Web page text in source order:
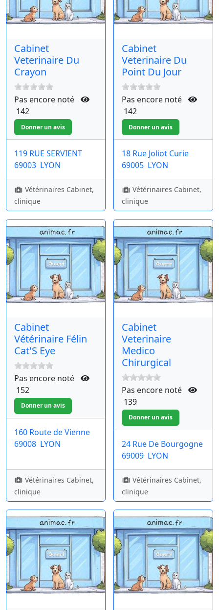
Cabinet
Veterinaire Du
Crayon
Pas encore noté
142
119 RUE SERVIENT
69003 LYON
Vétérinaires Cabinet,
clinique
Cabinet
Veterinaire Du
Point Du Jour
Pas encore noté
142
18 Rue Joliot Curie
69005 LYON
Vétérinaires Cabinet,
clinique
Cabinet
Vétérinaire Félin
Cat'S Eye
Pas encore noté
152
160 Route de Vienne
69008 LYON
Vétérinaires Cabinet,
clinique
Cabinet
Veterinaire
Medico
Chirurgical
Pas encore noté
139
24 Rue De Bourgogne
69009 LYON
Vétérinaires Cabinet,
clinique